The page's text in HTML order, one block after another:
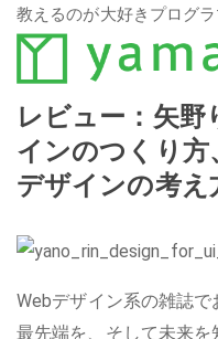
教えるのが大好きプログ
レビュー：矢
インのつくり方
デザインの考え
Webデザイン系の雑誌
最先端を、そして未来を